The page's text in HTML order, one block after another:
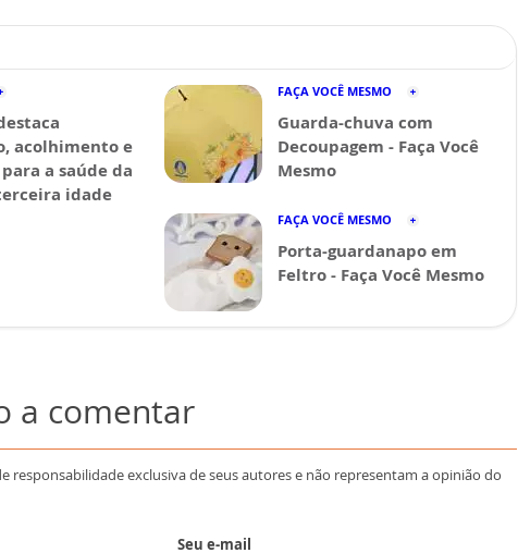
acolhimento e
a saúde da
idade
FAÇA VOCÊ MESMO
Guarda-chuva com
Decoupagem - Faça Você
Mesmo
FAÇA VOCÊ MESMO
Porta-guardanapo em
Feltro - Faça Você Mesmo
a comentar
responsabilidade exclusiva de seus autores e não representam a opinião do
Seu e-mail